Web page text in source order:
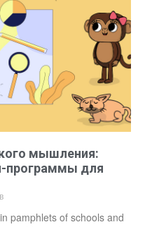
мышления:
программы для
pamphlets of schools and